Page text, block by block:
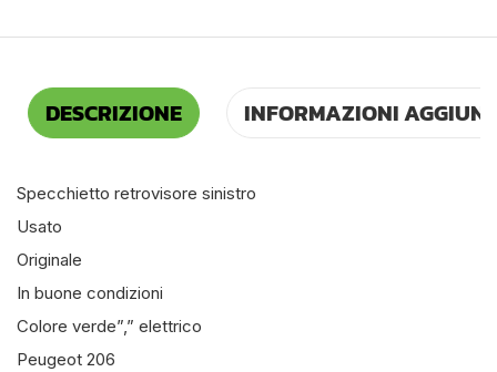
DESCRIZIONE INFORMAZIONI
Specchietto retrovisore sinistro
Usato
Originale
In buone condizioni
Colore verde”,” elettrico
Peugeot 206